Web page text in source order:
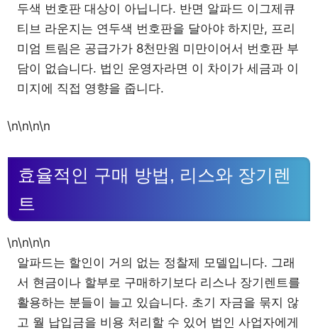
두색 번호판 대상이 아닙니다. 반면 알파드 이그제큐
티브 라운지는 연두색 번호판을 달아야 하지만, 프리
미엄 트림은 공급가가 8천만원 미만이어서 번호판 부
담이 없습니다. 법인 운영자라면 이 차이가 세금과 이
미지에 직접 영향을 줍니다.
\n\n\n\n
효율적인 구매 방법, 리스와 장기렌
트
\n\n\n\n
알파드는 할인이 거의 없는 정찰제 모델입니다. 그래
서 현금이나 할부로 구매하기보다 리스나 장기렌트를
활용하는 분들이 늘고 있습니다. 초기 자금을 묶지 않
고 월 납입금을 비용 처리할 수 있어 법인 사업자에게